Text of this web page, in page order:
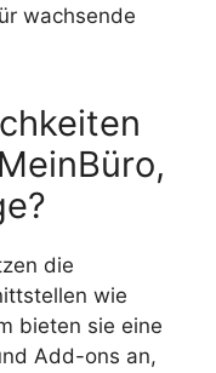
wachsende
die
wie
bieten sie eine
Add-ons an,